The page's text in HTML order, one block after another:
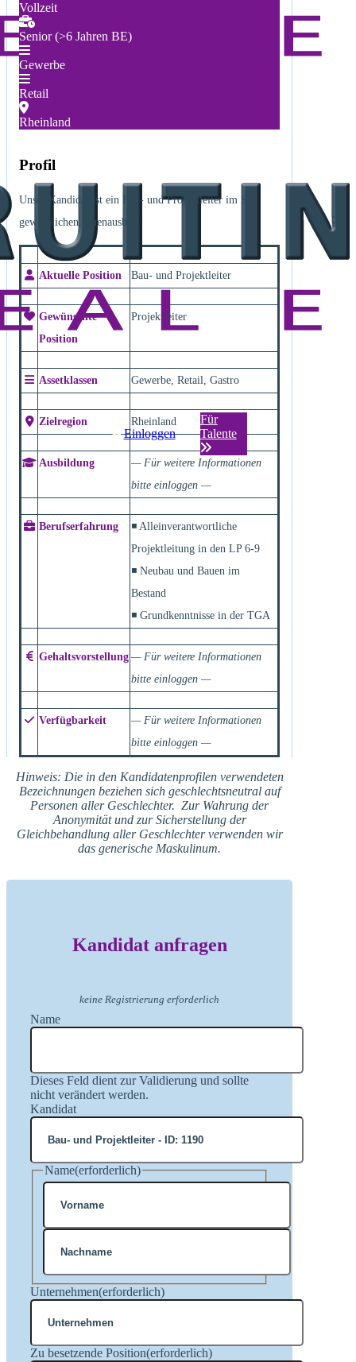
Einloggen
Für
Talente
Vollzeit
Senior (>6 Jahren BE)
Gewerbe
Retail
Rheinland
Profil
Unser Kandidat ist ein Bau- und Projektleiter im SF-
gewerblichen Innenausbau.
Aktuelle Position Bau- und Projektleiter
Gewünschte
Position
Projektleiter
Assetklassen Gewerbe, Retail, Gastro
Zielregion Rheinland
Ausbildung
— Für weitere Informationen
bitte einloggen —
Berufserfahrung
◾ Alleinverantwortliche
Projektleitung in den LP 6-9
◾ Neubau und Bauen im
Bestand
◾ Grundkenntnisse in der TGA
Gehaltsvorstellung — Für weitere Informationen
bitte einloggen —
Verfügbarkeit
— Für weitere Informationen
bitte einloggen —
Hinweis: Die in den Kandidatenprofilen verwendeten
Bezeichnungen beziehen sich geschlechtsneutral auf
Personen aller Geschlechter. Zur Wahrung der
Anonymität und zur Sicherstellung der
Gleichbehandlung aller Geschlechter verwenden wir
das generische Maskulinum.
Kandidat anfragen
keine Registrierung erforderlich
Name
Dieses Feld dient zur Validierung und sollte
nicht verändert werden.
Kandidat
Name(erforderlich)
Vorname
Nachname
Unternehmen(erforderlich)
Zu besetzende Position(erforderlich)